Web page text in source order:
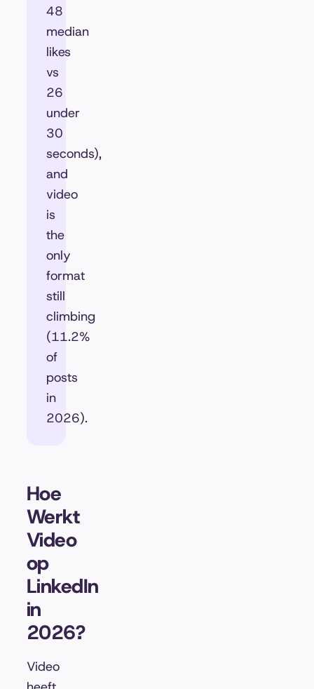
48
median
likes
vs
26
under
30
seconds),
and
video
is
the
only
format
still
climbing
(11.2%
of
posts
in
2026).
Hoe
Werkt
Video
op
LinkedIn
in
2026?
Video